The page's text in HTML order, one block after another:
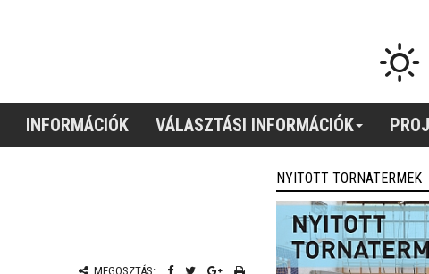
INFORMÁCIÓK VÁLASZTÁSI INFORMÁCIÓK
MEGOSZTÁS:
NYITOTT TORNATERMEK